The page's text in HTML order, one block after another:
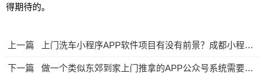
得期待的。
上一篇 上门洗车小程序APP软件项目有没有前景？成都小程序开发制作公司
下一篇 做一个类似东郊到家上门推拿的APP公众号系统需要多少钱？